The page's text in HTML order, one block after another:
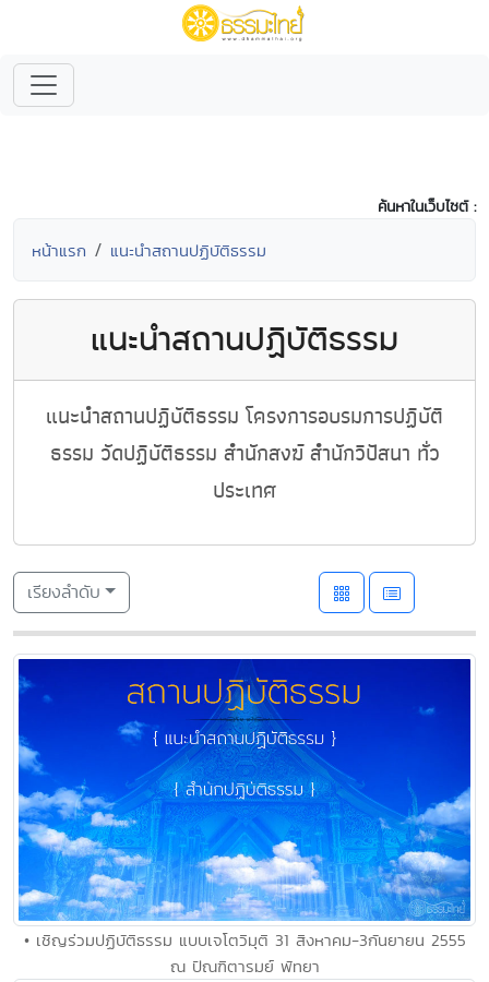
ค้นหาในเว็บไซต์ :
หน้าแรก แนะนำสถานปฏิบัติธรรม
แนะนำสถานปฏิบัติธรรม
แนะนำสถานปฏิบัติธรรม โครงการอบรมการปฏิบัติ
ธรรม วัดปฏิบัติธรรม สำนักสงฆ์ สำนักวิปัสนา ทั่ว
ประเทศ
เรียงลำดับ
• เชิญร่วมปฏิบัติธรรม แบบเจโตวิมุติ 31 สิงหาคม-3กันยายน 2555
ณ ปัณฑิตารมย์ พัทยา